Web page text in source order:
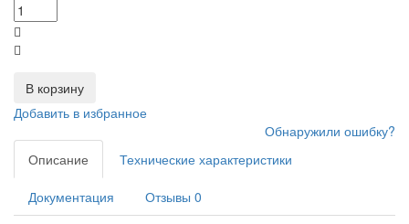
В корзину
Добавить в избранное
Обнаружили ошибку?
Описание
Технические характеристики
Документация Отзывы 0